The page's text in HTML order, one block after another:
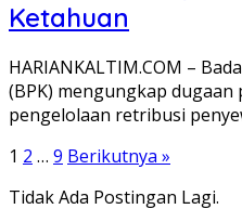
Ketahuan
HARIANKALTIM.COM –
(BPK) mengungkap dugaan
pengelolaan retribusi
Paginasi
pos
1 2 … 9 Berikutnya »
Tidak Ada Postingan Lagi.